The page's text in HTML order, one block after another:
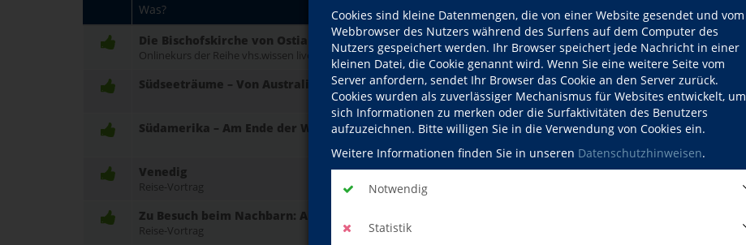
Cookies sind kleine Datenmengen, die von einer Website gesendet und vom
Webbrowser des Nutzers während des Surfens auf dem Computer des
Nutzers gespeichert werden. Ihr Browser speichert jede Nachricht in einer
kleinen Datei, die Cookie genannt wird. Wenn Sie eine weitere Seite vom
Server anfordern, sendet Ihr Browser das Cookie an den Server zurück.
Cookies wurden als zuverlässiger Mechanismus für Websites entwickelt, um
sich Informationen zu merken oder die Surfaktivitäten des Benutzers
aufzuzeichnen. Bitte willigen Sie in die Verwendung von Cookies ein.
Weitere Informationen finden Sie in unseren Datenschutzhinweisen.
Notwendig
Statistik
Was?
Die Bischofskirche von Ostia
Onlinekurs der Reihe vhs.wissen live
Südseeträume – Von Australien bis Chile
Südamerika – Am Ende der Welt?
Venedig
Reise-Vortrag
Zu Besuch beim Nachbarn: Amsterdam - Geschichte, Kunst und Sehenswürdigkeiten
Reise-Vortrag